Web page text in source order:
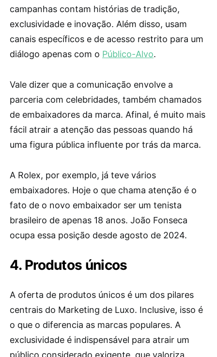
campanhas contam histórias de tradição,
exclusividade e inovação. Além disso, usam
canais específicos e de acesso restrito para um
diálogo apenas com o Público-Alvo.
Vale dizer que a comunicação envolve a
parceria com celebridades, também chamados
de embaixadores da marca. Afinal, é muito mais
fácil atrair a atenção das pessoas quando há
uma figura pública influente por trás da marca.
A Rolex, por exemplo, já teve vários
embaixadores. Hoje o que chama atenção é o
fato de o novo embaixador ser um tenista
brasileiro de apenas 18 anos. João Fonseca
ocupa essa posição desde agosto de 2024.
4. Produtos únicos
A oferta de produtos únicos é um dos pilares
centrais do Marketing de Luxo. Inclusive, isso é
o que o diferencia as marcas populares. A
exclusividade é indispensável para atrair um